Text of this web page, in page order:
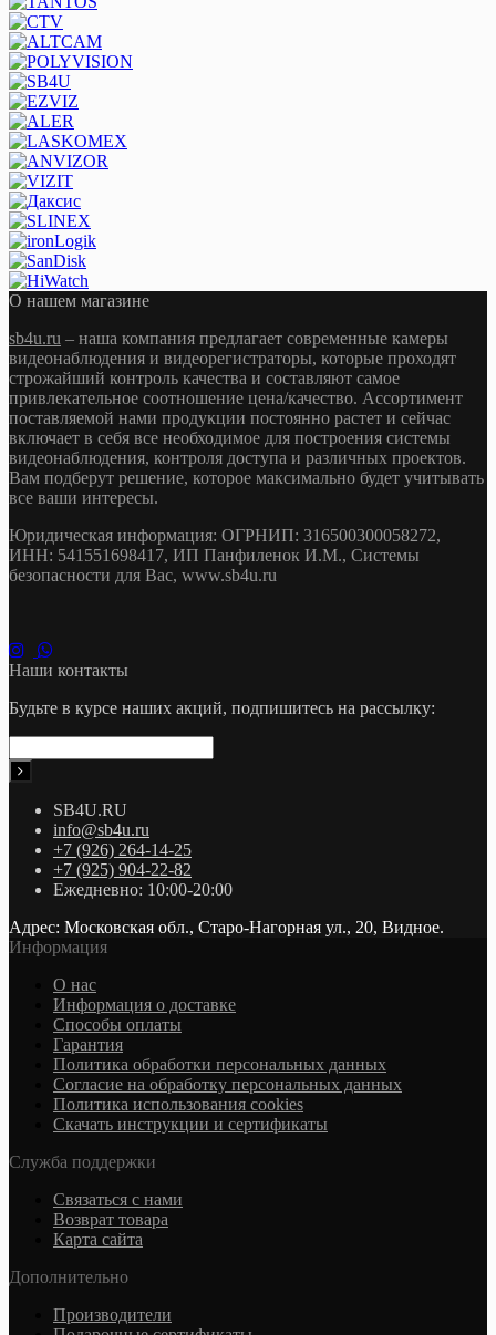
О нашем магазине
sb4u.ru – наша компания предлагает современные камеры
видеонаблюдения и видеорегистраторы, которые проходят
строжайший контроль качества и составляют самое
привлекательное соотношение цена/качество. Ассортимент
поставляемой нами продукции постоянно растет и сейчас
включает в себя все необходимое для построения системы
видеонаблюдения, контроля доступа и различных проектов.
Вам подберут решение, которое максимально будет учитывать
все ваши интересы.
Юридическая информация: ОГРНИП: 316500300058272,
ИНН: 541551698417, ИП Панфиленок И.М., Системы
безопасности для Вас, www.sb4u.ru
Наши контакты
Будьте в курсе наших акций, подпишитесь на рассылку:
SB4U.RU
info@sb4u.ru
+7 (926) 264-14-25
+7 (925) 904-22-82
Ежедневно: 10:00-20:00
Адрес: Московская обл., Старо-Нагорная ул., 20, Видное.
Информация
О нас
Информация о доставке
Cпособы оплаты
Гарантия
Политика обработки персональных данных
Согласие на обработку персональных данных
Политика использования cookies
Скачать инструкции и сертификаты
Служба поддержки
Связаться с нами
Возврат товара
Карта сайта
Дополнительно
Производители